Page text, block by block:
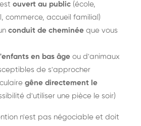
ouvert au public (école,
commerce, accueil familial)
conduit de cheminée que vous
en bas âge ou d'animaux
de s'approcher
gêne directement le
d'utiliser une pièce le soir)
n'est pas négociable et doit